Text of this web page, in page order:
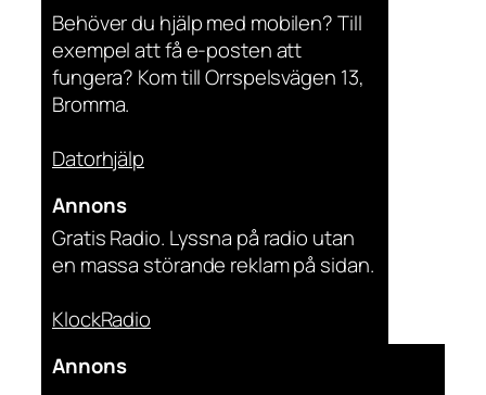
Behöver du hjälp med mobilen? Till
exempel att få e-posten att
fungera? Kom till Orrspelsvägen 13,
Bromma.
Datorhjälp
Annons
Gratis Radio. Lyssna på radio utan
en massa störande reklam på sidan.
KlockRadio
Annons